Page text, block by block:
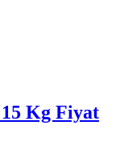
Kg Fiyat